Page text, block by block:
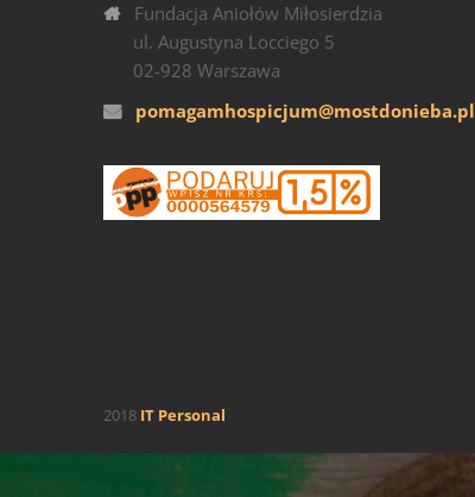
Fundacja Aniołów Miłosierdzia
ul. Augustyna Locciego 5
02-928 Warszawa
pomagamhospicjum@mostdonieba.pl
2018 IT Personal